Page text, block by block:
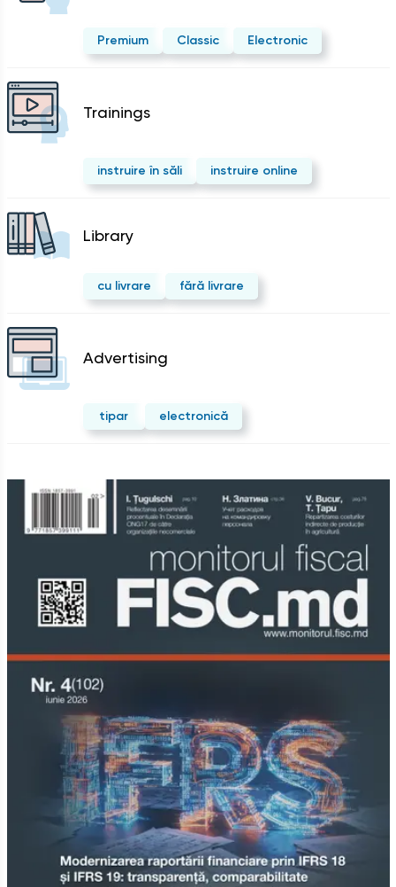
Premium Classic Electronic
Trainings
instruire în săli instruire online
Library
cu livrare fără livrare
Advertising
tipar electronică